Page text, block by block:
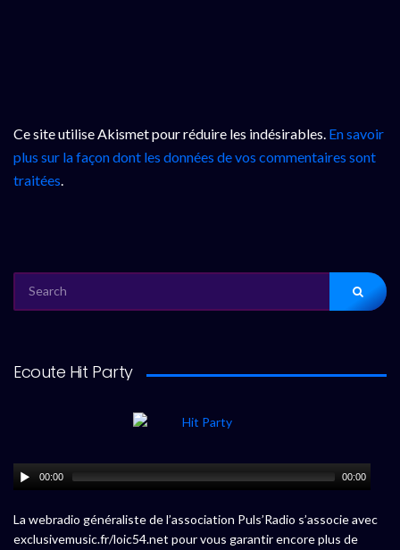
Ce site utilise Akismet pour réduire les indésirables. En savoir
plus sur la façon dont les données de vos commentaires sont
traitées.
FOR:
Ecoute Hit Party
00:00 00:00
La webradio généraliste de l’association Puls’Radio s’associe avec
exclusivemusic.fr/loic54.net pour vous garantir encore plus de